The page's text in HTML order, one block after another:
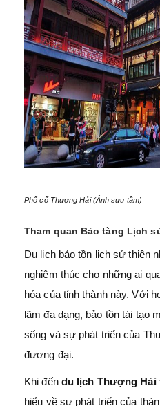
Phố cổ Thượng Hải (Ảnh sưu tầm)
Tham quan Bảo tàng Lịch
Du lịch bảo tồn lịch sử thiên
nghiệm thúc cho những ai
hóa của tỉnh thành này. Với
lãm đa dạng, bảo tồn tái tạo
sống và sự phát triển của
đương đại.
Khi đến du lịch Thượng Hải
hiểu về sự phát triển của